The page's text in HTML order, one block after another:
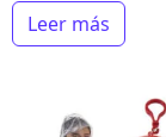
Leer más